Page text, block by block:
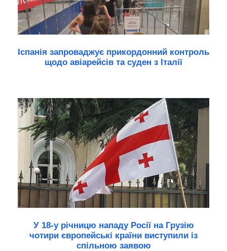
Іспанія запроваджує прикордонний контроль
щодо авіарейсів та суден з Італії
У 18-у річницю нападу Росії на Грузію
чотири європейські країни виступили із
спільною заявою